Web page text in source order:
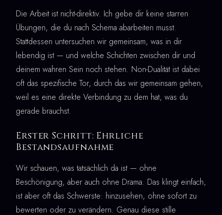
Die Arbeit ist nicht-direktiv. Ich gebe dir keine starren
Übungen, die du nach Schema abarbeiten musst.
Stattdessen untersuchen wir gemeinsam, was in dir
lebendig ist — und welche Schichten zwischen dir und
deinem wahren Sein noch stehen. Non-Dualität ist dabei
oft das spezifische Tor, durch das wir gemeinsam gehen,
weil es eine direkte Verbindung zu dem hat, was du
gerade brauchst.
Erster Schritt: Ehrliche
Bestandsaufnahme
Wir schauen, was tatsächlich da ist — ohne
Beschönigung, aber auch ohne Drama. Das klingt einfach,
ist aber oft das Schwerste: hinzusehen, ohne sofort zu
bewerten oder zu verändern. Genau diese stille